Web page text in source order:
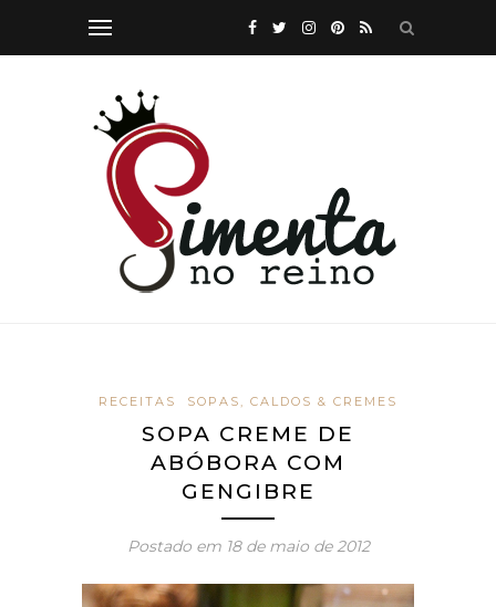
RECEITAS SOPAS, CALDOS & CREMES
SOPA CREME DE
ABÓBORA COM
GENGIBRE
Postado em 18 de maio de 2012